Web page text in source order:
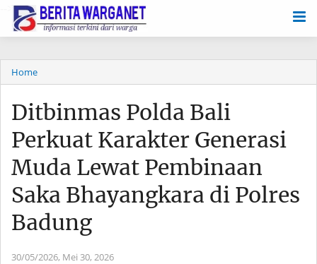
Home
Ditbinmas Polda Bali
Perkuat Karakter Generasi
Muda Lewat Pembinaan
Saka Bhayangkara di Polres
Badung
30/05/2026, Mei 30, 2026